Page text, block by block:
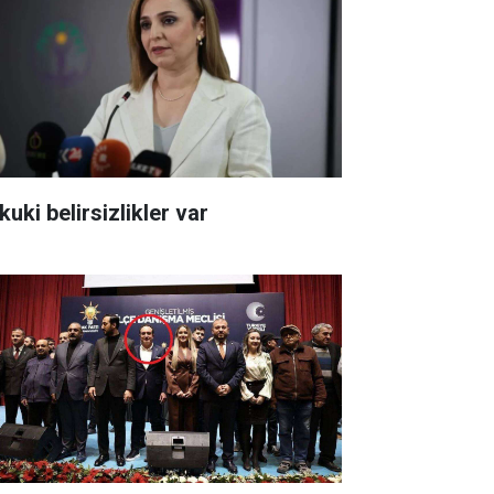
belirsizlikler var